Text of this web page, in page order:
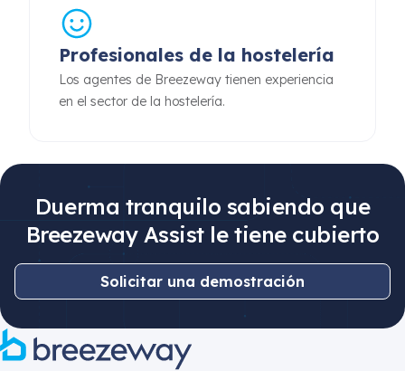
Profesionales de la hostelería
Los agentes de Breezeway tienen experiencia
en el sector de la hostelería.
Duerma tranquilo sabiendo que
Breezeway Assist le tiene cubierto
Solicitar una demostración